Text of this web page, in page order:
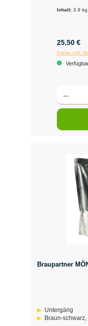
Inhalt: 3.9 kg
25,50 €
Preise inkl.
Braupartner
Untergärig
Braun-